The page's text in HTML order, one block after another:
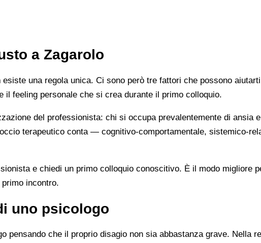
a Zagarolo
una regola unica. Ci sono però tre fattori che possono
feeling personale che si crea durante il primo colloquio.
del professionista: chi si occupa prevalentemente di ansia
terapeutico conta — cognitivo-comportamentale, sistemico-
e chiedi un primo colloquio conoscitivo. È il modo migliore
incontro.
uno psicologo
pensando che il proprio disagio non sia abbastanza grave. Nella